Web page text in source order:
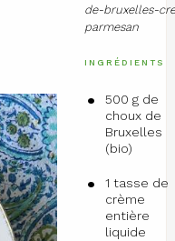
de-bruxelles-
parmesan
INGRÉDIENTS
500 g de
choux de
Bruxelles
(bio)
1 tasse de
crème
entière
liquide